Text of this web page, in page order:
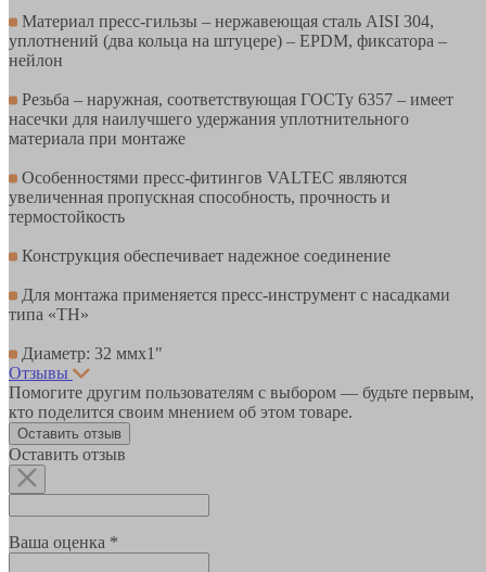
Материал пресс-гильзы – нержавеющая сталь AISI 304,
уплотнений (два кольца на штуцере) – EPDM, фиксатора –
нейлон
Резьба – наружная, соответствующая ГОСТу 6357 – имеет
насечки для наилучшего удержания уплотнительного
материала при монтаже
Особенностями пресс-фитингов VALTEC являются
увеличенная пропускная способность, прочность и
термостойкость
Конструкция обеспечивает надежное соединение
Для монтажа применяется пресс-инструмент с насадками
типа «ТН»
Диаметр: 32 ммх1"
Отзывы
Помогите другим пользователям с выбором — будьте первым,
кто поделится своим мнением об этом товаре.
Оставить отзыв
Оставить отзыв
Ваша оценка *